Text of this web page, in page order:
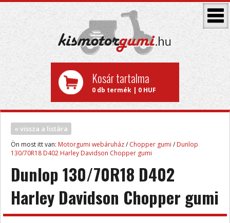
Kosár tartalma
0 db termék | 0 HUF
« vissza a listára
Ön most itt van: Motorgumi webáruház/ Chopper gumi / Dunlop
130/70R18 D402 Harley Davidson Chopper gumi
Dunlop 130/70R18 D402
Harley Davidson Chopper gumi